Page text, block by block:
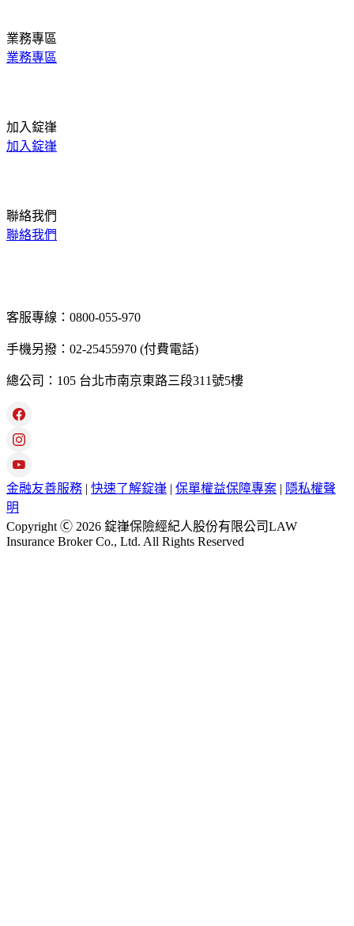
業務專區
業務專區
加入錠嵂
加入錠嵂
聯絡我們
聯絡我們
客服專線：0800-055-970
手機另撥：02-25455970 (付費電話)
總公司：105 台北市南京東路三段311號5樓
金融友善服務 | 快速了解錠嵂 | 保單權益保障專案 | 隱私權聲
明
Copyright Ⓒ 2026 錠嵂保險經紀人股份有限公司LAW
Insurance Broker Co., Ltd. All Rights Reserved